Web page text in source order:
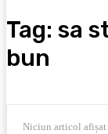
Tag: sa
bun
Niciun articol afișat